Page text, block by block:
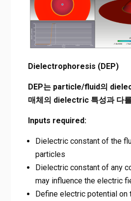
Dielectrophoresis (DEP)
DEP는 particle/fluid의
매체의 dielectric 특성과 다
Inputs required:
Dielectric constant of the
particles
Dielectric constant of any
may influence the electric
Define electric potential on